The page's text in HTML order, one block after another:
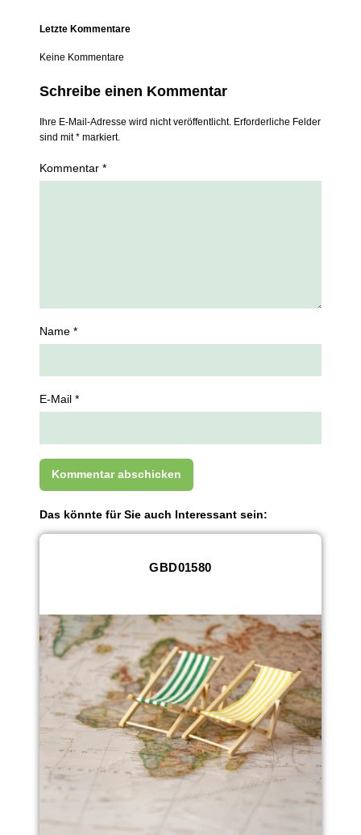
Letzte Kommentare
Keine Kommentare
Schreibe einen Kommentar
Ihre E-Mail-Adresse wird nicht veröffentlicht. Erforderliche Felder
sind mit * markiert.
Kommentar *
Name *
E-Mail *
Das könnte für Sie auch Interessant sein:
GBD01580